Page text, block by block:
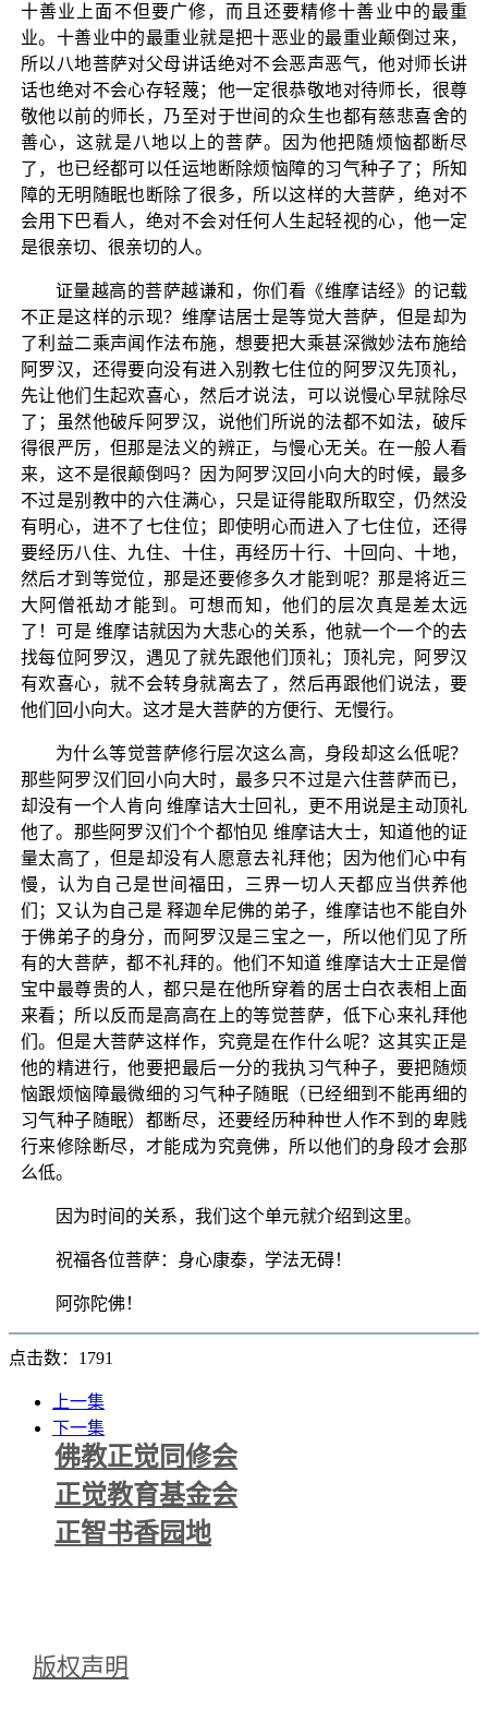
十善业上面不但要广修，而且还要精修十善业中的最重
业。十善业中的最重业就是把十恶业的最重业颠倒过来，
所以八地菩萨对父母讲话绝对不会恶声恶气，他对师长讲
话也绝对不会心存轻蔑；他一定很恭敬地对待师长，很尊
敬他以前的师长，乃至对于世间的众生也都有慈悲喜舍的
善心，这就是八地以上的菩萨。因为他把随烦恼都断尽
了，也已经都可以任运地断除烦恼障的习气种子了；所知
障的无明随眠也断除了很多，所以这样的大菩萨，绝对不
会用下巴看人，绝对不会对任何人生起轻视的心，他一定
是很亲切、很亲切的人。
证量越高的菩萨越谦和，你们看《维摩诘经》的记载
不正是这样的示现？维摩诘居士是等觉大菩萨，但是却为
了利益二乘声闻作法布施，想要把大乘甚深微妙法布施给
阿罗汉，还得要向没有进入别教七住位的阿罗汉先顶礼，
先让他们生起欢喜心，然后才说法，可以说慢心早就除尽
了；虽然他破斥阿罗汉，说他们所说的法都不如法，破斥
得很严厉，但那是法义的辨正，与慢心无关。在一般人看
来，这不是很颠倒吗？因为阿罗汉回小向大的时候，最多
不过是别教中的六住满心，只是证得能取所取空，仍然没
有明心，进不了七住位；即使明心而进入了七住位，还得
要经历八住、九住、十住，再经历十行、十回向、十地，
然后才到等觉位，那是还要修多久才能到呢？那是将近三
大阿僧祇劫才能到。可想而知，他们的层次真是差太远
了！可是 维摩诘就因为大悲心的关系，他就一个一个的去
找每位阿罗汉，遇见了就先跟他们顶礼；顶礼完，阿罗汉
有欢喜心，就不会转身就离去了，然后再跟他们说法，要
他们回小向大。这才是大菩萨的方便行、无慢行。
为什么等觉菩萨修行层次这么高，身段却这么低呢？
那些阿罗汉们回小向大时，最多只不过是六住菩萨而已，
却没有一个人肯向 维摩诘大士回礼，更不用说是主动顶礼
他了。那些阿罗汉们个个都怕见 维摩诘大士，知道他的证
量太高了，但是却没有人愿意去礼拜他；因为他们心中有
慢，认为自己是世间福田，三界一切人天都应当供养他
们；又认为自己是 释迦牟尼佛的弟子，维摩诘也不能自外
于佛弟子的身分，而阿罗汉是三宝之一，所以他们见了所
有的大菩萨，都不礼拜的。他们不知道 维摩诘大士正是僧
宝中最尊贵的人，都只是在他所穿着的居士白衣表相上面
来看；所以反而是高高在上的等觉菩萨，低下心来礼拜他
们。但是大菩萨这样作，究竟是在作什么呢？这其实正是
他的精进行，他要把最后一分的我执习气种子，要把随烦
恼跟烦恼障最微细的习气种子随眠（已经细到不能再细的
习气种子随眠）都断尽，还要经历种种世人作不到的卑贱
行来修除断尽，才能成为究竟佛，所以他们的身段才会那
么低。
因为时间的关系，我们这个单元就介绍到这里。
祝福各位菩萨：身心康泰，学法无碍！
阿弥陀佛！
点击数：1791
上一集
下一集
佛教正觉同修会
正觉教育基金会
正智书香园地
版权声明